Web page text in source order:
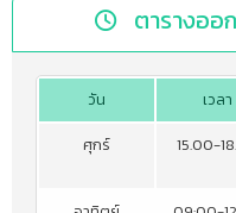
ตารางออ
วัน เวลา
ศุกร์
15.00-